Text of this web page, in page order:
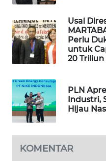
Usai
Perlu
untuk
20 Triliun
PLN
Industri,
Hijau
KOMENTAR